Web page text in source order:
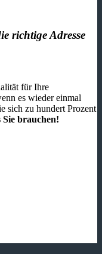
richtige Adresse
für Ihre
es wieder einmal
sich zu hundert Prozent
brauchen!